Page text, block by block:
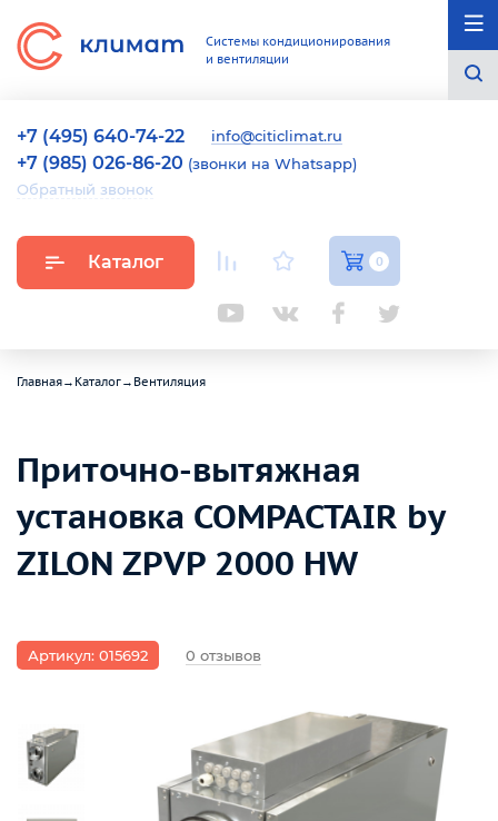
Системы кондиционирования
и вентиляции
+7 (495) 640-74-22 info@citiclimat.ru
+7 (985) 026-86-20 (звонки на Whatsapp)
Обратный звонок
Каталог 0
Главная→ Каталог→ Вентиляция
Приточно-вытяжная
установка COMPACTAIR by
ZILON ZPVP 2000 HW
Артикул: 015692 0 отзывов